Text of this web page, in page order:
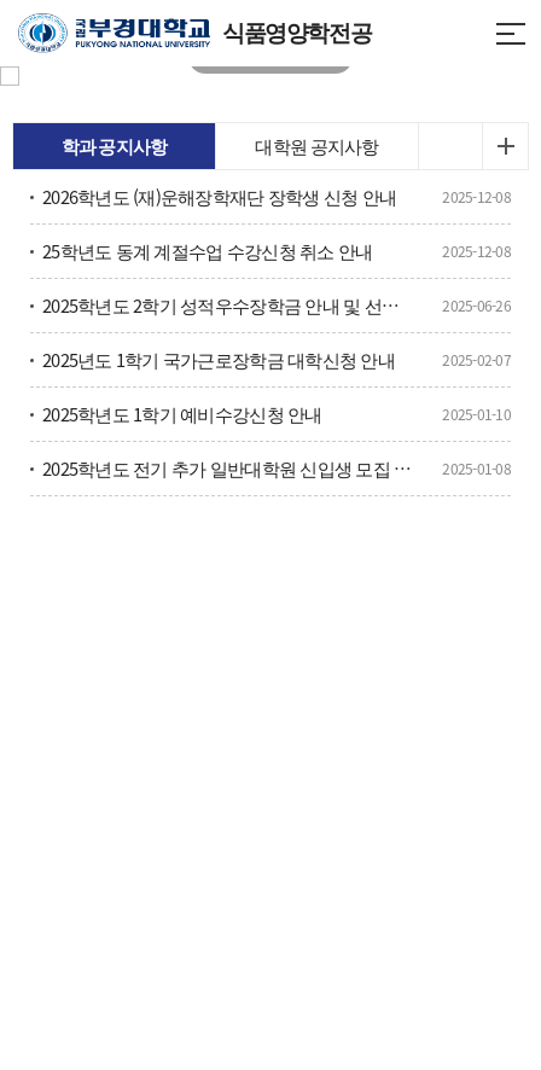
식품영양학전공
학과 공지사항
대학원 공지사항
2026학년도 (재)운해장학재단 장학생 신청 안내
2025-12-08
25학년도 동계 계절수업 수강신청 취소 안내 2025-12-08
2025학년도 2학기 성적우수장학금 안내 및 선발을 위한 토익성적 제출 2025-06-26
2025년도 1학기 국가근로장학금 대학신청 안내 2025-02-07
2025학년도 1학기 예비수강신청 안내 2025-01-10
2025학년도 전기 추가 일반대학원 신입생 모집 안내 2025-01-08